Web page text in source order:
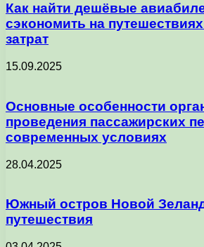
Как найти дешёвые
сэкономить на
затрат
15.09.2025
Основные особенности
проведения пассажирских
современных условиях
28.04.2025
Южный остров Новой
путешествия